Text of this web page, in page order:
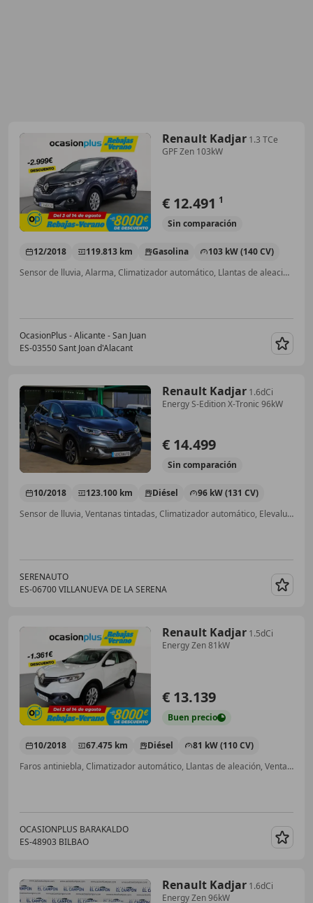
Renault Kadjar 1.3 TCe
GPF Zen 103kW
€ 12.491 1
Sin comparación
12/2018 119.813 km Gasolina
103 kW (140 CV)
Sensor de lluvia, Alarma, Climatizador automático, Llantas de aleación, Ventanas tintadas, Airbag del conductor, Bluetooth, Airbags laterales
OcasionPlus - Alicante - San Juan
ES-03550 Sant Joan d'Alacant
Renault Kadjar 1.6dCi
Energy S-Edition X-Tronic 96kW
€ 14.499
Sin comparación
10/2018 123.100 km Diésel
96 kW (131 CV)
Sensor de lluvia, Ventanas tintadas, Climatizador automático, Elevalunas eléctrico, Llantas de aleación, Airbags laterales, Manos libres, Airbag del conductor
SERENAUTO
ES-06700 VILLANUEVA DE LA SERENA
Renault Kadjar 1.5dCi
Energy Zen 81kW
€ 13.139
Buen precio
10/2018 67.475 km Diésel
81 kW (110 CV)
Faros antiniebla, Climatizador automático, Llantas de aleación, Ventanas tintadas, Sensor de lluvia, Airbag acompañante, Bluetooth, Manos libres
OCASIONPLUS BARAKALDO
ES-48903 BILBAO
Renault Kadjar 1.6dCi
Energy Zen 96kW